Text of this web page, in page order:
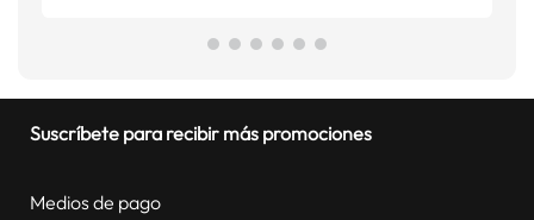
Suscríbete para recibir más promociones
Medios de pago